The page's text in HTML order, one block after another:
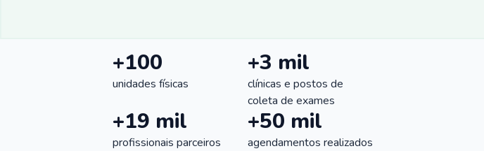
+100
unidades físicas
+3 mil
clínicas e postos de
coleta de exames
+19 mil
profissionais parceiros
+50 mil
agendamentos realizados